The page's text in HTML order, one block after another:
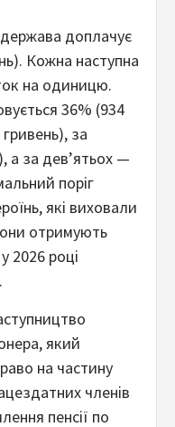
доплачує
Кожна наступна
на одиницю.
36% (934
за
а за дев’ятьох —
поріг
які виховали
отримують
2026 році
який
на частину
членів
пенсії по